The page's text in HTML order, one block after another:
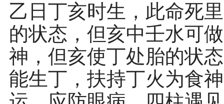
乙日丁亥时生，此命死
的状态，但亥中壬水可
神，但亥使丁处胎的状
能生丁，扶持丁火为食